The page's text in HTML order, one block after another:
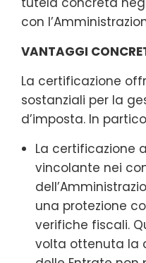
con
VANTAGGI
La certificazione
sostanziali per la
d’imposta. In
La certificazione
vincolante nei
una protezione
verifiche fiscali.
volta ottenuta la